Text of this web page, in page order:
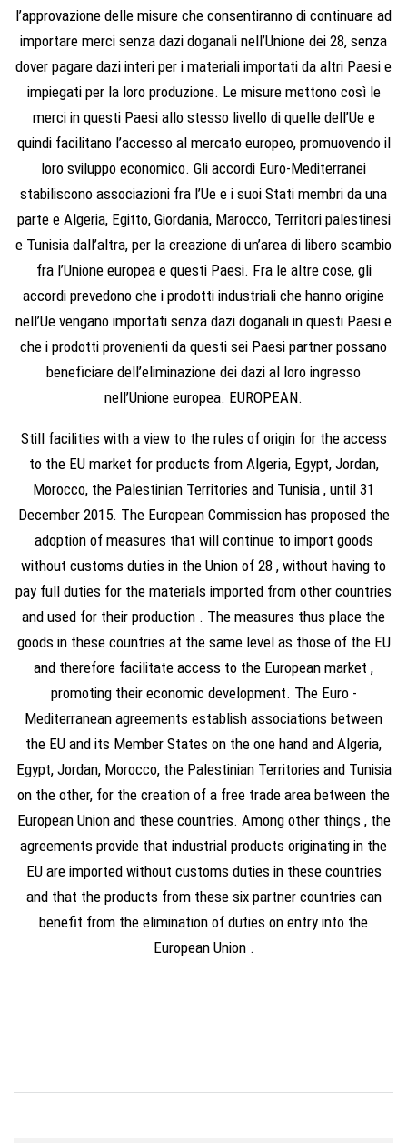
l’approvazione delle misure che consentiranno di continuare ad
importare merci senza dazi doganali nell’Unione dei 28, senza
dover pagare dazi interi per i materiali importati da altri Paesi e
impiegati per la loro produzione. Le misure mettono così le
merci in questi Paesi allo stesso livello di quelle dell’Ue e
quindi facilitano l’accesso al mercato europeo, promuovendo il
loro sviluppo economico. Gli accordi Euro-Mediterranei
stabiliscono associazioni fra l’Ue e i suoi Stati membri da una
parte e Algeria, Egitto, Giordania, Marocco, Territori palestinesi
e Tunisia dall’altra, per la creazione di un’area di libero scambio
fra l’Unione europea e questi Paesi. Fra le altre cose, gli
accordi prevedono che i prodotti industriali che hanno origine
nell’Ue vengano importati senza dazi doganali in questi Paesi e
che i prodotti provenienti da questi sei Paesi partner possano
beneficiare dell’eliminazione dei dazi al loro ingresso
nell’Unione europea. EUROPEAN.
Still facilities with a view to the rules of origin for the access
to the EU market for products from Algeria, Egypt, Jordan,
Morocco, the Palestinian Territories and Tunisia , until 31
December 2015. The European Commission has proposed the
adoption of measures that will continue to import goods
without customs duties in the Union of 28 , without having to
pay full duties for the materials imported from other countries
and used for their production . The measures thus place the
goods in these countries at the same level as those of the EU
and therefore facilitate access to the European market ,
promoting their economic development. The Euro -
Mediterranean agreements establish associations between
the EU and its Member States on the one hand and Algeria,
Egypt, Jordan, Morocco, the Palestinian Territories and Tunisia
on the other, for the creation of a free trade area between the
European Union and these countries. Among other things , the
agreements provide that industrial products originating in the
EU are imported without customs duties in these countries
and that the products from these six partner countries can
benefit from the elimination of duties on entry into the
European Union .